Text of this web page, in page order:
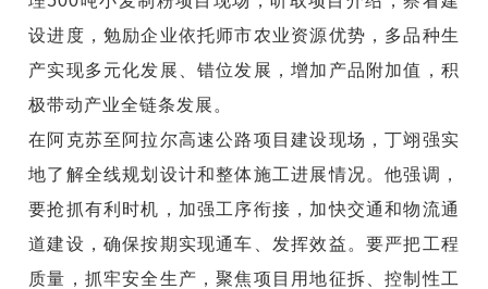
设进度，勉励企业依托师市农业资源优势，多品种生
产实现多元化发展、错位发展，增加产品附加值，积
极带动产业全链条发展。
在阿克苏至阿拉尔高速公路项目建设现场，丁翊强实
地了解全线规划设计和整体施工进展情况。他强调，
要抢抓有利时机，加强工序衔接，加快交通和物流通
道建设，确保按期实现通车、发挥效益。要严把工程
质量，抓牢安全生产，聚焦项目用地征拆、控制性工